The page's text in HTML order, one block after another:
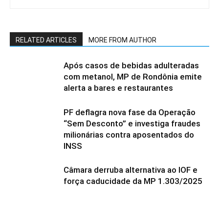
RELATED ARTICLES MORE FROM AUTHOR
Após casos de bebidas adulteradas
com metanol, MP de Rondônia emite
alerta a bares e restaurantes
PF deflagra nova fase da Operação
“Sem Desconto” e investiga fraudes
milionárias contra aposentados do
INSS
Câmara derruba alternativa ao IOF e
força caducidade da MP 1.303/2025